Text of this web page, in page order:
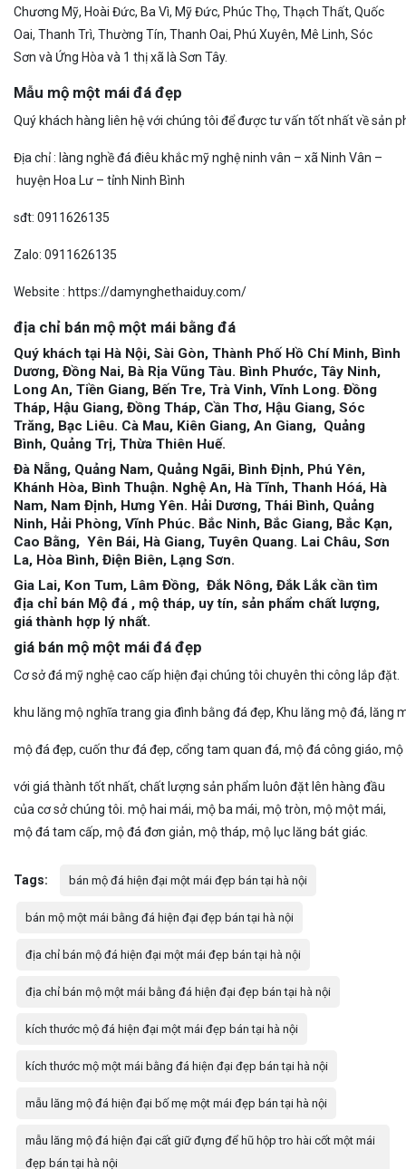
Chương Mỹ, Hoài Đức, Ba Vì, Mỹ Đức, Phúc Thọ, Thạch Thất, Quốc
Oai, Thanh Trì, Thường Tín, Thanh Oai, Phú Xuyên, Mê Linh, Sóc
Sơn và Ứng Hòa và 1 thị xã là Sơn Tây.
Mẫu mộ một mái đá đẹp
Quýkhách hàng liên hệvới chúng tôi đểđượctưvấn tốtnhấtvềsản p
Địa chỉ: làng nghềđá điêu khắcmỹnghệninh vân – xã Ninh Vân –
huyện Hoa Lư – tỉnh Ninh Bình
sđt: 091 1626135
Zalo: 091 1626135
Website : https://damynghethaiduy.com/
địa chỉ bán mộ một mái bằng đá
Quý khách tại Hà Nội, Sài Gòn, Thành Phố Hồ Chí Minh, Bình
Dương, Đồng Nai, Bà Rịa Vũng Tàu. Bình Phước, Tây Ninh,
Long An, Tiền Giang, Bến Tre, Trà Vinh, Vĩnh Long. Đồng
Tháp, Hậu Giang, Đồng Tháp, Cần Thơ, Hậu Giang, Sóc
Trăng, Bạc Liêu. Cà Mau, Kiên Giang, An Giang, Quảng
Bình, Quảng Trị, Thừa Thiên Huế.
Đà Nẵng, Quảng Nam, Quảng Ngãi, Bình Định, Phú Yên,
Khánh Hòa, Bình Thuận. Nghệ An, Hà Tĩnh, Thanh Hóá, Hà
Nam, Nam Định, Hưng Yên. Hải Dương, Thái Bình, Quảng
Ninh, Hải Phòng, Vĩnh Phúc. Bắc Ninh, Bắc Giang, Bắc Kạn,
Cao Bằng, Yên Bái, Hà Giang, Tuyên Quang. Lai Châu, Sơn
La, Hòa Bình, Điện Biên, Lạng Sơn.
Gia Lai, Kon Tum, Lâm Đồng, Đắk Nông, Đắk Lắk cần tìm
địa chỉ bán Mộ đá , mộ tháp, uy tín, sản phẩm chất lượng,
giá thành hợp lý nhất.
giá bán mộ một mái đá đẹp
Cơsởđá mỹnghệcao cấp hiện đại chúng tôi chuyên thi công lắp đặt.
khu lăng mộ nghĩa trang gia đình bằng đá đẹp, Khu lăng mộ đá, lăng
mộ đá đẹp, cuốn thư đá đẹp, cổng tam quan đá, mộ đá công giáo,
với giá thành tốt nhất, chất lượng sản phẩm luôn đặt lên hàng đầu
của cơ sở chúng tôi. mộ hai mái, mộ ba mái, mộ tròn, mộ một mái,
mộ đá tam cấp, mộ đá đơn giản, mộ tháp, mộ lục lăng bát giác.
Tags: bán mộ đá hiện đại một mái đẹp bán tại hà nội
bán mộ một mái bằng đá hiện đại đẹp bán tại hà nội
địa chỉ bán mộ đá hiện đại một mái đẹp bán tại hà nội
địa chỉ bán mộ một mái bằng đá hiện đại đẹp bán tại hà nội
kích thước mộ đá hiện đại một mái đẹp bán tại hà nội
kích thước mộ một mái bằng đá hiện đại đẹp bán tại hà nội
mẫu lăng mộ đá hiện đại bố mẹ một mái đẹp bán tại hà nội
mẫu lăng mộ đá hiện đại cất giữ đựng để hũ hộp tro hài cốt một mái
đẹp bán tại hà nội